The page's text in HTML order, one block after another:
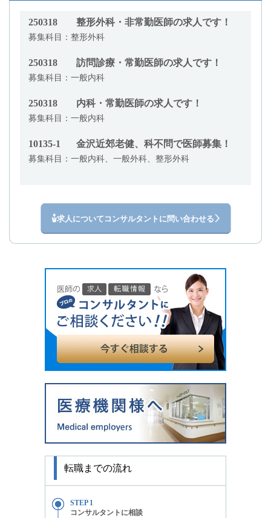
250318 整形外科・非常勤医師の求人です！
募集科目：整形外科
250318 訪問診療・常勤医師の求人です！
募集科目：一般内科
250318 内科・常勤医師の求人です！
募集科目：一般内科
10135-1 金沢近郊老健、科不問で医師募集！
募集科目：一般内科、一般外科、整形外科
求人についてコンサルタントに問い合わせる
転職までの流れ
STEP 1
コンサルタントに相談